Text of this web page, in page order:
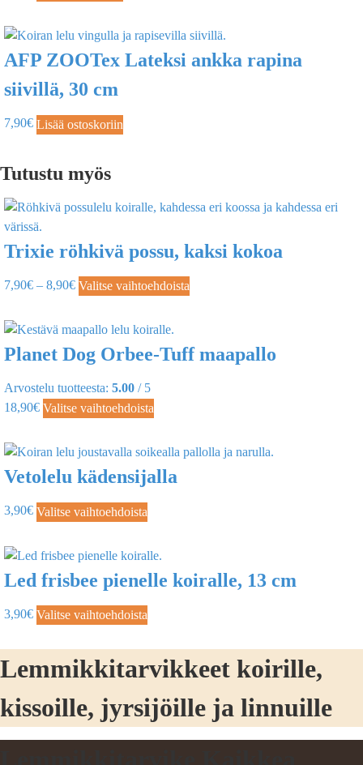
AFP ZOOTex Lateksi ankka rapina
siivillä, 30 cm
7,90€ Lisää ostoskoriin
Tutustu myös
Trixie röhkivä possu, kaksi kokoa
7,90€ – 8,90€ Valitse vaihtoehdoista
Planet Dog Orbee-Tuff maapallo
Arvostelu tuotteesta: 5.00 / 5
18,90€ Valitse vaihtoehdoista
Vetolelu kädensijalla
3,90€ Valitse vaihtoehdoista
Led frisbee pienelle koiralle, 13 cm
3,90€ Valitse vaihtoehdoista
Lemmikkitarvikkeet koirille,
kissoille, jyrsijöille ja linnuille